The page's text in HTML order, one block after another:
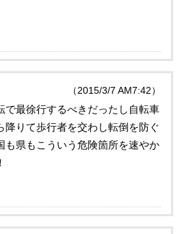
（2015/3/7 AM7:42）
で最徐行するべきだったし自転車
降りて歩行者を交わし転倒を防ぐ
も県もこういう危険箇所を速やか